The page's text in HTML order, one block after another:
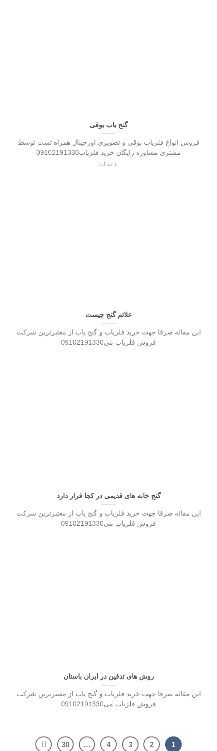
گنج یاب بوقی
فروش انواع فلزیاب بوقی و تصویری اورجینال همراه تست توسط
مشتری مشاوره رایگان خرید فلزیاب09102191330
1 دیدگاه
علائم گنج چیست
این مقاله صرفا جهت خرید فلزیاب و گنج یاب از معتبرترین شرکت
فروش فلزیاب می09102191330
گنج خانه های قدیمی در کجا قرار دارد
این مقاله صرفا جهت خرید فلزیاب و گنج یاب از معتبرترین شرکت
فروش فلزیاب می09102191330
روش های تدفین در ایران باستان
این مقاله صرفا جهت خرید فلزیاب و گنج یاب از معتبرترین شرکت
فروش فلزیاب می09102191330
1
2
3
4
…
30